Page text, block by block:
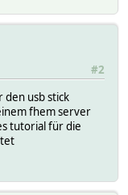
#2
den usb stick
fhem server
tutorial für die